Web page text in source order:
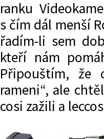
ranku
s čím dál menší
řadím-li sem
kteří nám
Připouštím, že
rameni“, ale
cosi zažili a